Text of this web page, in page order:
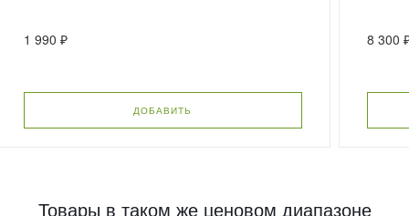
1 990 ₽
ДОБАВИТЬ
8 300
Товары в таком же ценовом диапазоне